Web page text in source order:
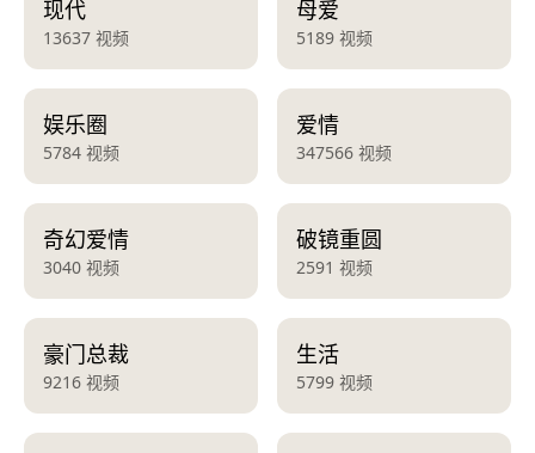
现代
13637 视频
母爱
5189 视频
娱乐圈
5784 视频
爱情
347566 视频
奇幻爱情
3040 视频
破镜重圆
2591 视频
豪门总裁
9216 视频
生活
5799 视频